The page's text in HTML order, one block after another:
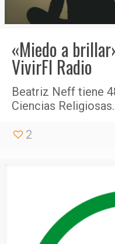
«Miedo a
VivirFI Radio
Beatriz Neff tiene
Ciencias
2